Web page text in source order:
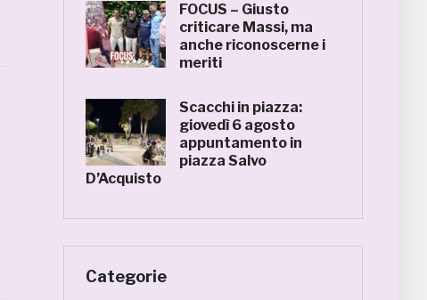
FOCUS – Giusto
criticare Massi, ma
anche riconoscerne i
meriti
Scacchi in piazza:
giovedì 6 agosto
appuntamento in
piazza Salvo
D’Acquisto
Categorie